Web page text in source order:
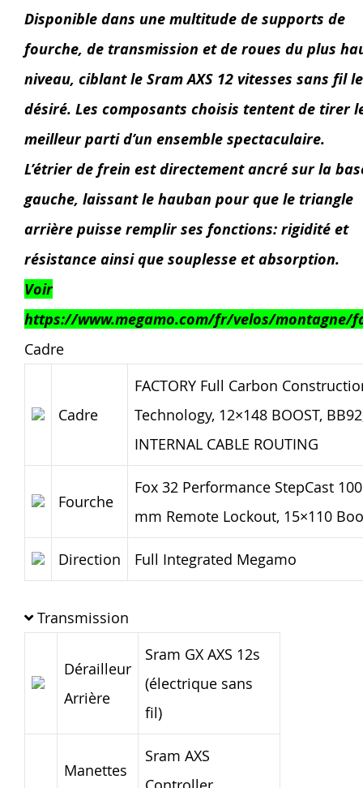
Disponible dans une multitude de supports de
fourche, de transmission et de roues du plus
niveau, ciblant le Sram AXS 12 vitesses sans fil
désiré. Les composants choisis tentent de tirer
meilleur parti d’un ensemble spectaculaire.
L’étrier de frein est directement ancré sur la
gauche, laissant le hauban pour que le triangle
arrière puisse remplir ses fonctions: rigidité et
résistance ainsi que souplesse et absorption.
Voir
https://www.megamo.com/fr/velos/montagne/
Cadre
Cadre
FACTORY Full Carbon
Technology, 12×148 BOOST,
INTERNAL CABLE ROUTING
Fourche
Fox 32 Performance StepCast 100
mm Remote Lockout, 15×110
Direction Full Integrated Megamo
Transmission
Dérailleur
Arrière
Sram GX AXS 12s
(électrique sans
fil)
Manettes
Sram AXS